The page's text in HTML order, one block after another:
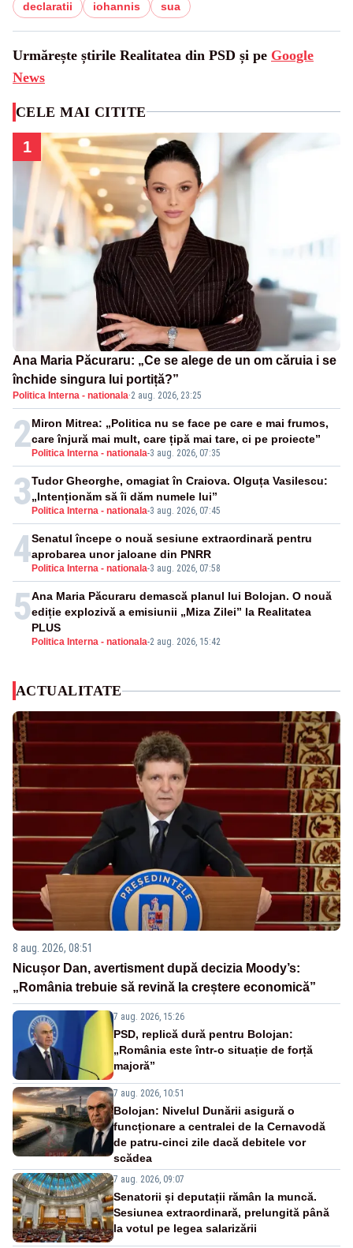
declaratii iohannis sua
Urmărește știrile Realitatea din PSD și pe Google
News
CELE MAI CITITE
1
Ana Maria Păcuraru: „Ce se alege de un om căruia i se
închide singura lui portiță?”
Politica Interna - nationala·2 aug. 2026, 23:25
2 Politica Interna - nationala-3 aug. 2026, 07:35
Miron Mitrea: „Politica nu se face pe care e mai frumos,
care înjură mai mult, care țipă mai tare, ci pe proiecte”
3 Politica Interna - nationala-3 aug. 2026, 07:45
Tudor Gheorghe, omagiat în Craiova. Olguța Vasilescu:
„Intenționăm să îi dăm numele lui”
4 Politica Interna - nationala-3 aug. 2026, 07:58
Senatul începe o nouă sesiune extraordinară pentru
aprobarea unor jaloane din PNRR
5
Politica Interna - nationala-2 aug. 2026, 15:42
Ana Maria Păcuraru demască planul lui Bolojan. O nouă
ediție explozivă a emisiunii „Miza Zilei” la Realitatea
PLUS
ACTUALITATE
8 aug. 2026, 08:51
Nicușor Dan, avertisment după decizia Moody’s:
„România trebuie să revină la creștere economică”
7 aug. 2026, 15:26
PSD, replică dură pentru Bolojan:
„România este într-o situație de forță
majoră”
7 aug. 2026, 10:51
Bolojan: Nivelul Dunării asigură o
funcționare a centralei de la Cernavodă
de patru-cinci zile dacă debitele vor
scădea
7 aug. 2026, 09:07
Senatorii și deputații rămân la muncă.
Sesiunea extraordinară, prelungită până
la votul pe legea salarizării